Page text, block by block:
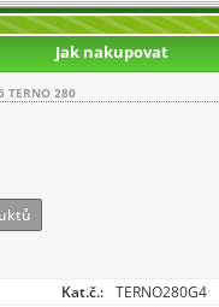
Jak nakupovat
TERNO 280
Kat.č.: TERNO280G4